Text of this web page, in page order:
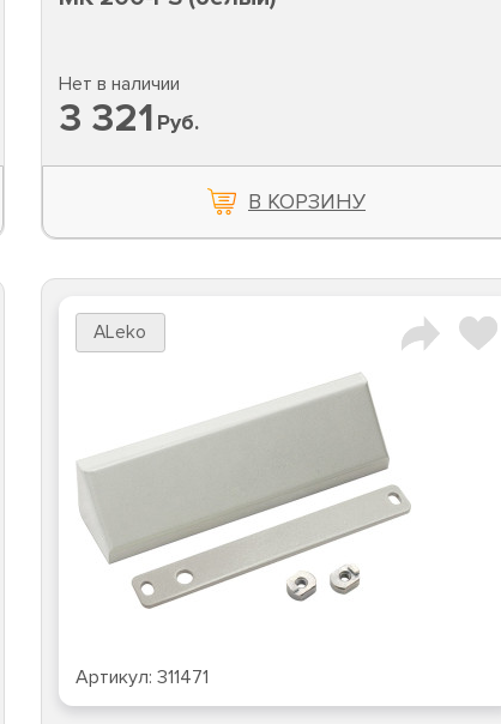
Нет в наличии
3 321 Руб.
В КОРЗИНУ
ALeko
Артикул: 311471